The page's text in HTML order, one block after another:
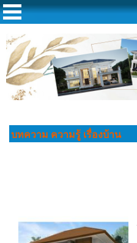
บทความ ความรู้ เรื่องบ้าน